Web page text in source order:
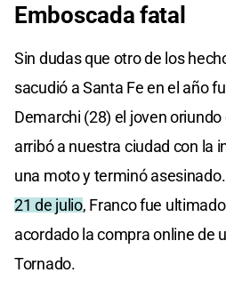
Emboscada fatal
Sin dudas que otro de los
sacudió a Santa Fe en el año
Demarchi (28) el joven
arribó a nuestra ciudad con la
una moto y terminó asesinado.
21 de julio, Franco fue
acordado la compra online de
Tornado.